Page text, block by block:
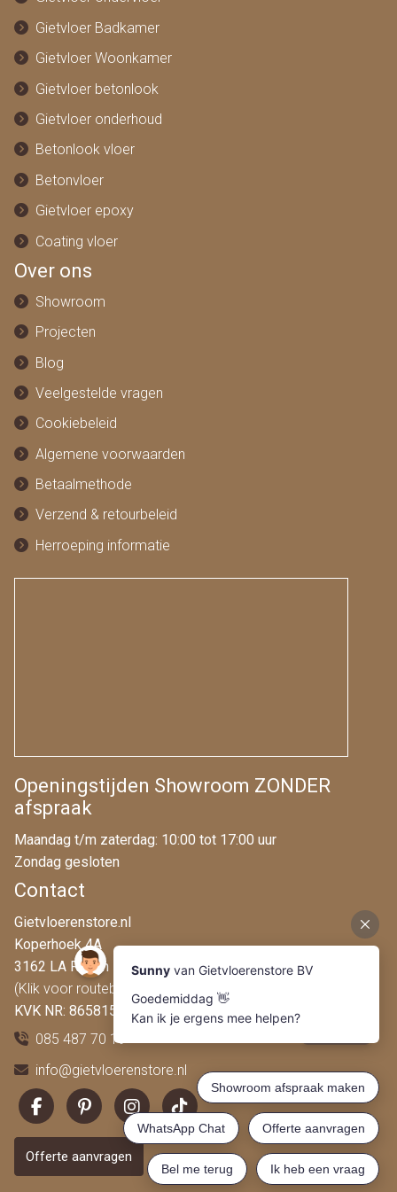
Gietvloer Badkamer
Gietvloer Woonkamer
Gietvloer betonlook
Gietvloer onderhoud
Betonlook vloer
Betonvloer
Gietvloer epoxy
Coating vloer
Over ons
Showroom
Projecten
Blog
Veelgestelde vragen
Cookiebeleid
Algemene voorwaarden
Betaalmethode
Verzend & retourbeleid
Herroeping informatie
Openingstijden Showroom ZONDER
afspraak
Maandag t/m zaterdag: 10:00 tot 17:00 uur
Zondag gesloten
Contact
Gietvloerenstore.nl
Koperhoek 4A
3162 LA Rhoon
(Klik voor routebeschrijving)
KVK NR: 86581546
085 487 70 19
info@gietvloerenstore.nl
Offerte aanvragen